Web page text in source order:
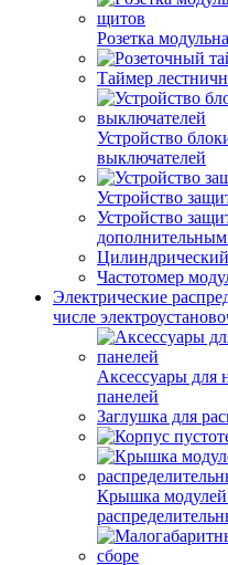
Розетка
Таймер
Устройство
выключателей
Устройство
Устройство
Частотомер
Электрические
числе
Аксессуары для
панелей
Заглушка для
Крышка модулей